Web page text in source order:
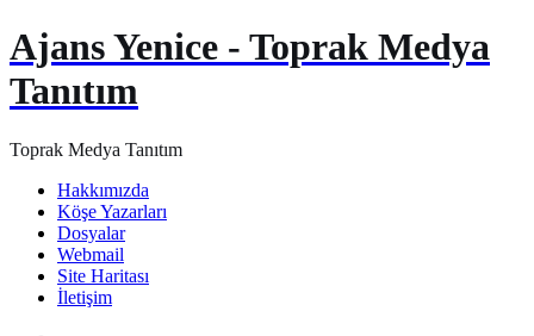
Ajans Yenice - Toprak Medya
Tanıtım
Toprak Medya Tanıtım
Hakkımızda
Köşe Yazarları
Dosyalar
Webmail
Site Haritası
İletişim